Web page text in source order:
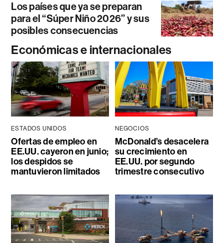
Los países que ya se preparan
para el “Súper Niño 2026” y sus
posibles consecuencias
Económicas e internacionales
ESTADOS UNIDOS
Ofertas de empleo en
EE.UU. cayeron en junio;
los despidos se
mantuvieron limitados
NEGOCIOS
McDonald’s desacelera
su crecimiento en
EE.UU. por segundo
trimestre consecutivo